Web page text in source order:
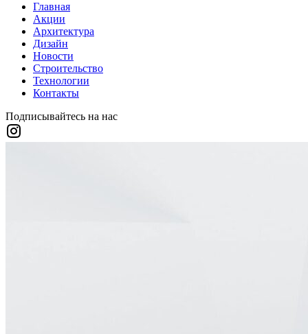
Главная
Акции
Архитектура
Дизайн
Новости
Строительство
Технологии
Контакты
Подписывайтесь на нас